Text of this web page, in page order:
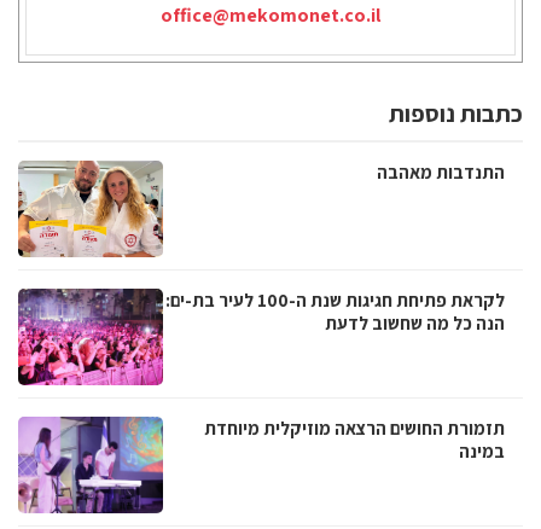
office@mekomonet.co.il
כתבות נוספות
התנדבות מאהבה
לקראת פתיחת חגיגות שנת ה-100 לעיר בת-ים:
הנה כל מה שחשוב לדעת
תזמורת החושים הרצאה מוזיקלית מיוחדת
במינה